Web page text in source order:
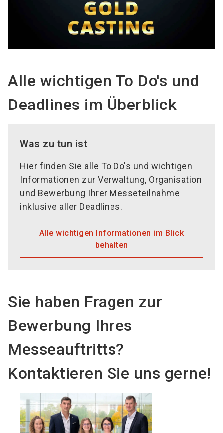
Alle wichtigen To Do's und
Deadlines im Überblick
Was zu tun ist
Hier finden Sie alle To Do's und wichtigen
Informationen zur Verwaltung, Organisation
und Bewerbung Ihrer Messeteilnahme
inklusive aller Deadlines.
Alle wichtigen Informationen im Blick
behalten
Sie haben Fragen zur
Bewerbung Ihres
Messeauftritts?
Kontaktieren Sie uns gerne!